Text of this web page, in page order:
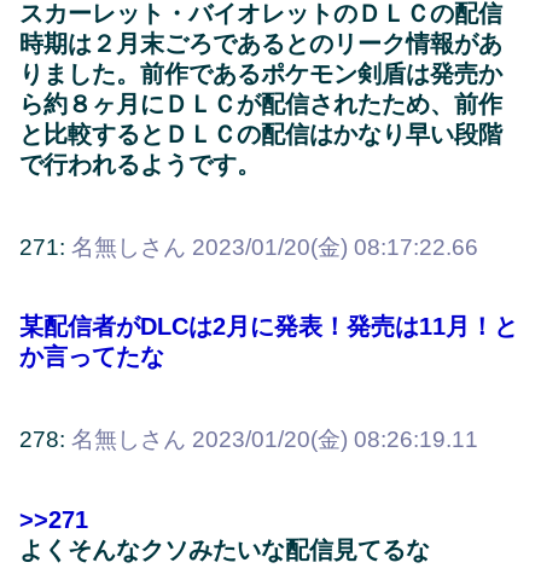
スカーレット・バイオレットのＤＬＣの配信
時期は２月末ごろであるとのリーク情報があ
りました。前作であるポケモン剣盾は発売か
ら約８ヶ月にＤＬＣが配信されたため、前作
と比較するとＤＬＣの配信はかなり早い段階
で行われるようです。
271: 名無しさん 2023/01/20(金) 08:17:22.66
某配信者がDLCは2月に発表！発売は11月！と
か言ってたな
278: 名無しさん 2023/01/20(金) 08:26:19.11
>>271
よくそんなクソみたいな配信見てるな